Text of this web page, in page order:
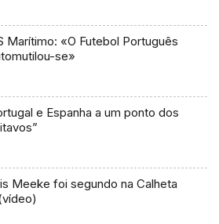
Marítimo: «O Futebol Português
se»
e Espanha a um ponto dos
Meeke foi segundo na Calheta